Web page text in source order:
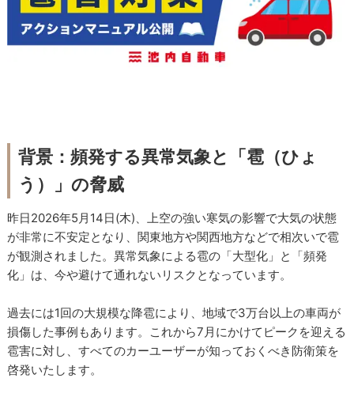
背景：頻発する異常気象と「雹（ひょ
う）」の脅威
昨日2026年5月14日(木)、上空の強い寒気の影響で大気の状態
が非常に不安定となり、関東地方や関西地方などで相次いで雹
が観測されました。異常気象による雹の「大型化」と「頻発
化」は、今や避けて通れないリスクとなっています。
過去には1回の大規模な降雹により、地域で3万台以上の車両が
損傷した事例もあります。これから7月にかけてピークを迎える
雹害に対し、すべてのカーユーザーが知っておくべき防衛策を
啓発いたします。